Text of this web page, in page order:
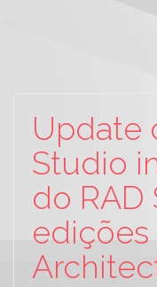
Update
Studio
do RAD
edições